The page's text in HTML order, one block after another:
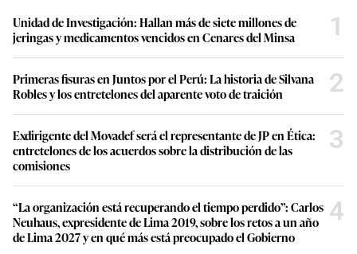
Unidad de Investigación: Hallan más de siete millones de
jeringas y medicamentos vencidos en Cenares del Minsa
1
Primeras fisuras en Juntos por el Perú: La historia de Silvana
Robles y los entretelones del aparente voto de traición
2
Exdirigente del Movadef será el representante de JP en Ética:
entretelones de los acuerdos sobre la distribución de las
comisiones
3
“La organización está recuperando el tiempo perdido”: Carlos
Neuhaus, expresidente de Lima 2019, sobre los retos a un año
de Lima 2027 y en qué más está preocupado el Gobierno
4